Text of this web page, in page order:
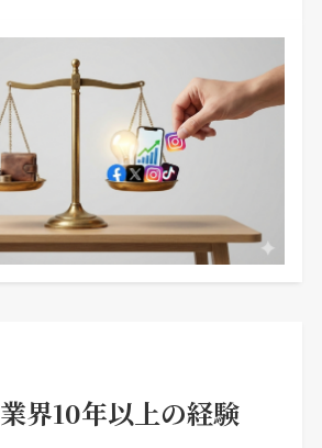
業界10年以上の経験